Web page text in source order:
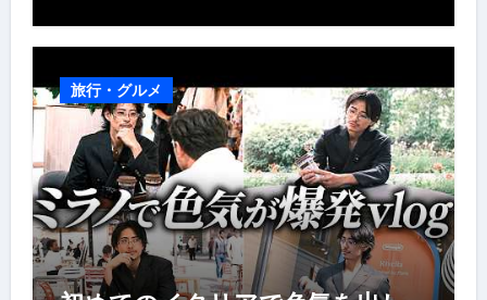
旅行・グルメ